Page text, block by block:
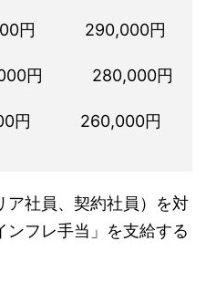
円 290,000円
円 280,000円
円 260,000円
ア社員、契約社員）を対
フレ手当」を支給する